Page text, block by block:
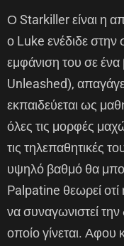
Ο Starkiller είναι η
ο Luke ενέδιδε στην
εμφάνιση του σε ένα
Unleashed),
εκπαιδεύεται ως
όλες τις μορφές
τις τηλεπαθητικές
υψηλό βαθμό θα
Palpatine θεωρεί
να συναγωνιστεί την
οποίο γίνεται. Αφου